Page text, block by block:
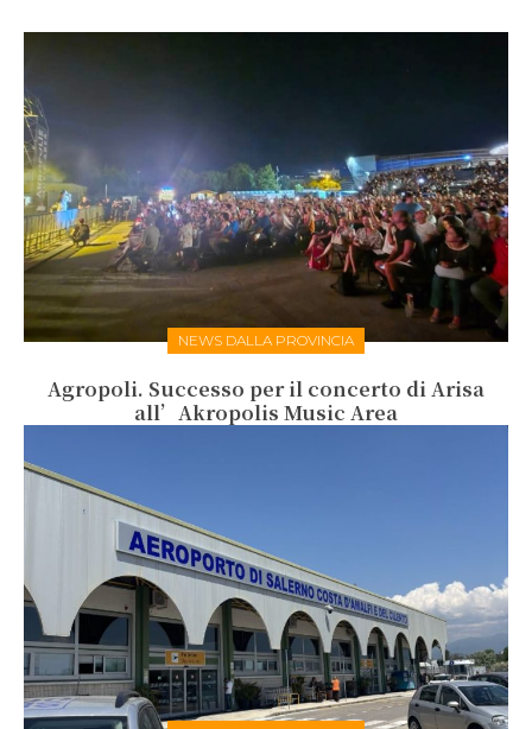
NEWS DALLA PROVINCIA
Agropoli. Successo per il concerto di Arisa
all’Akropolis Music Area